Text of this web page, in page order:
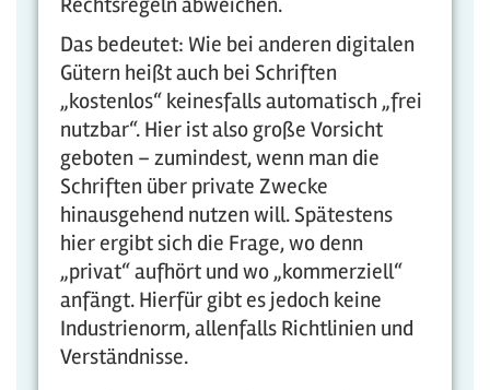
Das bedeutet: Wie bei anderen digitalen
Gütern heißt auch bei Schriften
„kostenlos“ keinesfalls automatisch „frei
nutzbar“. Hier ist also große Vorsicht
geboten – zumindest, wenn man die
Schriften über private Zwecke
hinausgehend nutzen will. Spätestens
hier ergibt sich die Frage, wo denn
„privat“ aufhört und wo „kommerziell“
anfängt. Hierfür gibt es jedoch keine
Industrienorm, allenfalls Richtlinien und
Verständnisse.